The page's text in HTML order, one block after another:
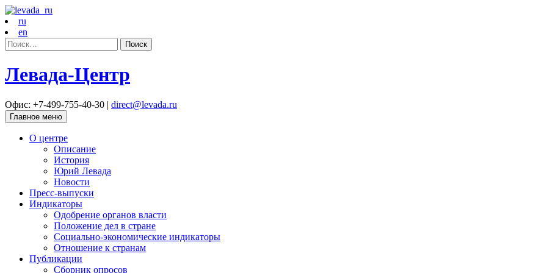
ru
en
Найти:
Левада-Центр
Офис: +7-499-755-40-30 | direct@levada.ru
Главное меню
О центре
Описание
История
Юрий Левада
Новости
Пресс-выпуски
Индикаторы
Одобрение органов власти
Положение дел в стране
Социально-экономические индикаторы
Отношение к странам
Публикации
Сборник опросов